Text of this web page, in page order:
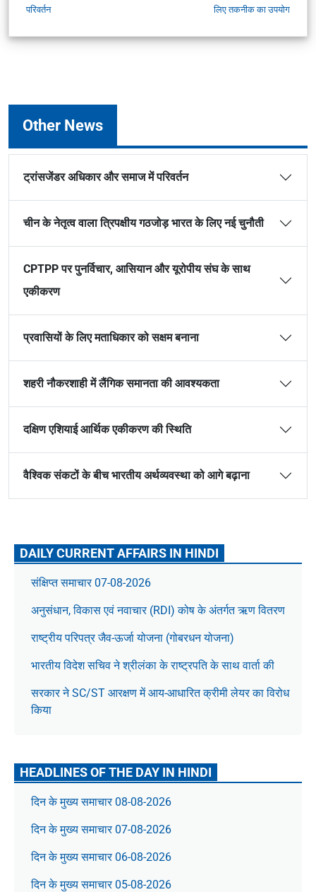
परिवर्तन लिए तकनीक का उपयोग
Other News
ट्रांसजेंडर अधिकार और समाज में परिवर्तन
चीन के नेतृत्व वाला त्रिपक्षीय गठजोड़ भारत के लिए नई चुनौती
CPTPP पर पुनर्विचार, आसियान और यूरोपीय संघ के साथ
एकीकरण
प्रवासियों के लिए मताधिकार को सक्षम बनाना
शहरी नौकरशाही में लैंगिक समानता की आवश्यकता
दक्षिण एशियाई आर्थिक एकीकरण की स्थिति
वैश्विक संकटों के बीच भारतीय अर्थव्यवस्था को आगे बढ़ाना
DAILY CURRENT AFFAIRS IN HINDI
संक्षिप्त समाचार 07-08-2026
अनुसंधान, विकास एवं नवाचार (RDI) कोष के अंतर्गत ऋण वितरण
राष्ट्रीय परिपत्र जैव-ऊर्जा योजना (गोबरधन योजना)
भारतीय विदेश सचिव ने श्रीलंका के राष्ट्रपति के साथ वार्ता की
सरकार ने SC/ST आरक्षण में आय-आधारित क्रीमी लेयर का विरोध
किया
HEADLINES OF THE DAY IN HINDI
दिन के मुख्य समाचार 08-08-2026
दिन के मुख्य समाचार 07-08-2026
दिन के मुख्य समाचार 06-08-2026
दिन के मुख्य समाचार 05-08-2026